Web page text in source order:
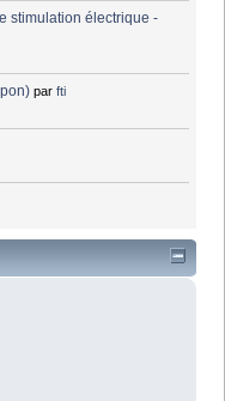
stimulation électrique -
parfti